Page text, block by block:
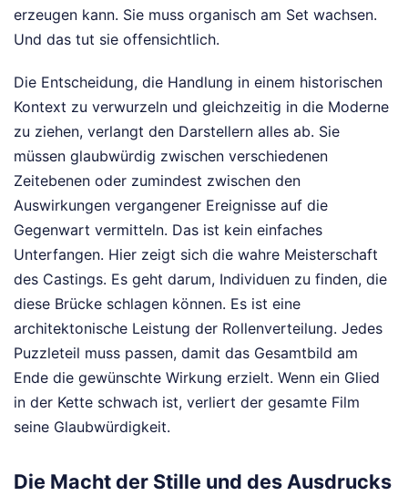
erzeugen kann. Sie muss organisch am Set wachsen.
Und das tut sie offensichtlich.
Die Entscheidung, die Handlung in einem historischen
Kontext zu verwurzeln und gleichzeitig in die Moderne
zu ziehen, verlangt den Darstellern alles ab. Sie
müssen glaubwürdig zwischen verschiedenen
Zeitebenen oder zumindest zwischen den
Auswirkungen vergangener Ereignisse auf die
Gegenwart vermitteln. Das ist kein einfaches
Unterfangen. Hier zeigt sich die wahre Meisterschaft
des Castings. Es geht darum, Individuen zu finden, die
diese Brücke schlagen können. Es ist eine
architektonische Leistung der Rollenverteilung. Jedes
Puzzleteil muss passen, damit das Gesamtbild am
Ende die gewünschte Wirkung erzielt. Wenn ein Glied
in der Kette schwach ist, verliert der gesamte Film
seine Glaubwürdigkeit.
Die Macht der Stille und des Ausdrucks